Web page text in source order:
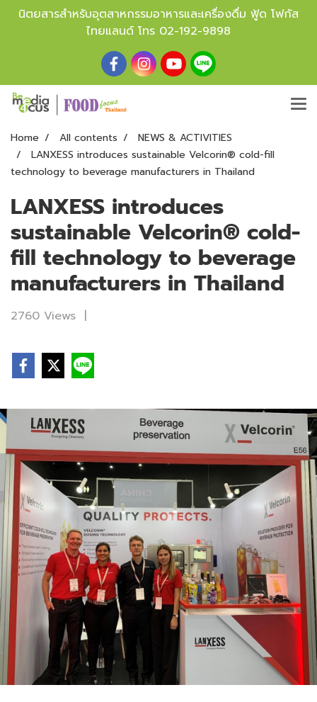
นิตยสารสำหรับอุตสาหกรรมอาหารและเครื่องดื่ม ฟู้ด โฟกัส
ไทยแลนด์ โทร 02-192-9898
Home All contents
NEWS & ACTIVITIES
LANXESS introduces sustainable Velcorin® cold-fill
technology to beverage manufacturers in Thailand
LANXESS introduces
sustainable Velcorin® cold-
fill technology to beverage
manufacturers in Thailand
2760 Views |